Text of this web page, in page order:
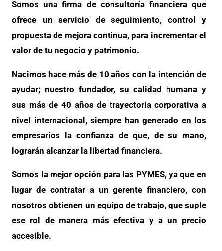
Somos una firma de consultoría financiera que
ofrece un servicio de seguimiento, control y
propuesta de mejora continua, para incrementar el
valor de tu negocio y patrimonio.
Nacimos hace más de 10 años con la intención de
ayudar; nuestro fundador, su calidad humana y
sus más de 40 años de trayectoria corporativa a
nivel internacional, siempre han generado en los
empresarios la confianza de que, de su mano,
lograrán alcanzar la libertad financiera.
Somos la mejor opción para las PYMES, ya que en
lugar de contratar a un gerente financiero, con
nosotros obtienen un equipo de trabajo, que suple
ese rol de manera más efectiva y a un precio
accesible.